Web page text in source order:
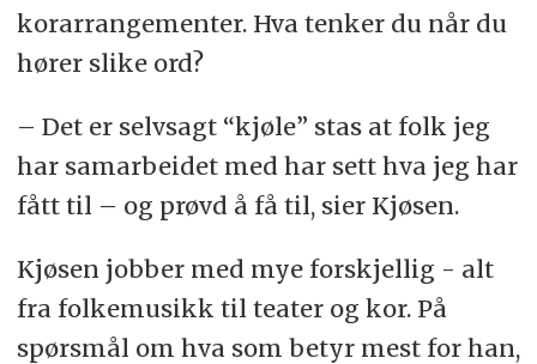
korarrangementer. Hva tenker du når du
hører slike ord?
– Det er selvsagt “kjøle” stas at folk jeg
har samarbeidet med har sett hva jeg har
fått til – og prøvd å få til, sier Kjøsen.
Kjøsen jobber med mye forskjellig - alt
fra folkemusikk til teater og kor. På
spørsmål om hva som betyr mest for han,